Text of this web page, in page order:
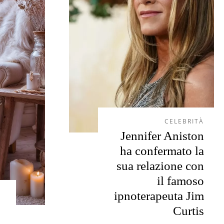
CELEBRITÀ
Jennifer Aniston
ha confermato la
sua relazione con
il famoso
ipnoterapeuta Jim
Curtis